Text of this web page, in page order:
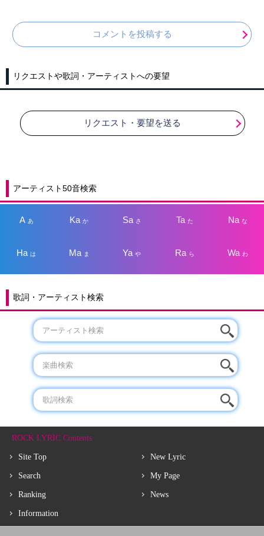
コメントを投稿する
リクエストや歌詞・アーティストへの要望
リクエスト・要望を送る
アーティスト50音検索
A あ Kaか Sa さ Taた Na な
Haは Ma ま Yaや Ra ら Wa わ
歌詞・アーティスト検索
ROCK LYRIC Contents
Site Top
Search
Ranking
Information
New Lyric
My Page
News